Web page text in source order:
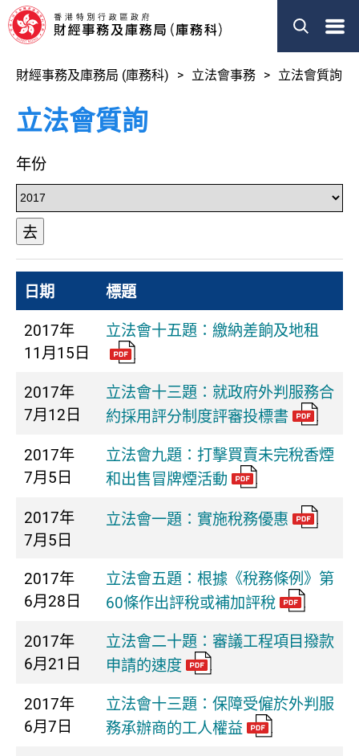
菜
財經事務及庫務局 (庫務科) 立法會事務 立法會質詢
立法會質詢
年份
去
日期 標題
2017年
11月15日
立法會十五題：繳納差餉及地租
2017年
7月12日
立法會十三題：就政府外判服務合
約採用評分制度評審投標書
2017年
7月5日
立法會九題：打擊買賣未完稅香煙
和出售冒牌煙活動
2017年
7月5日
立法會一題：實施稅務優惠
2017年
6月28日
立法會五題：根據《稅務條例》第
60條作出評稅或補加評稅
2017年
6月21日
立法會二十題：審議工程項目撥款
申請的速度
2017年
6月7日
立法會十三題：保障受僱於外判服
務承辦商的工人權益